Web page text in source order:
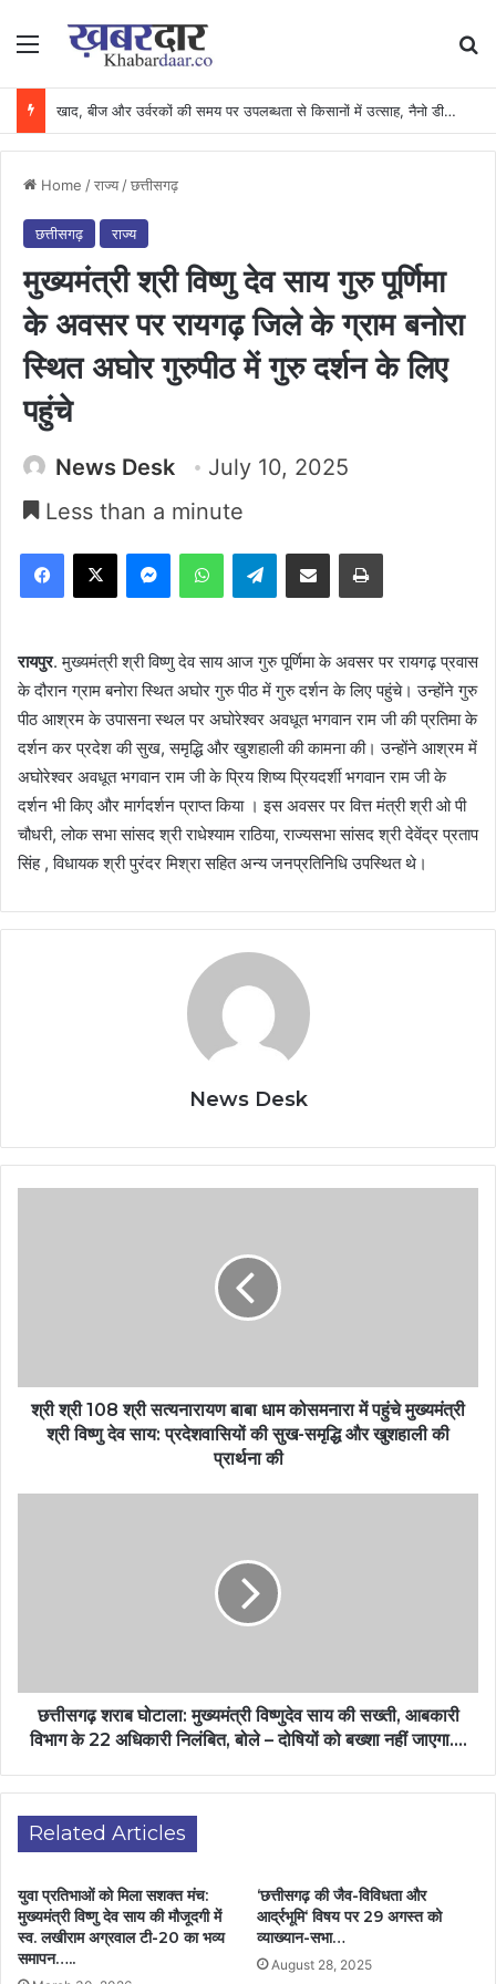
Menu
खाद, बीज और उर्वरकों की समय पर उपलब्धता से किसानों में उत्साह, नैनो डीएपी और नैनो यूरिया बने किसानों के भरोसेमंद कृषि साथी…..
Home /राज्य /छत्तीसगढ़
छत्तीसगढ़ राज्य
मुख्यमंत्री श्री विष्णु देव साय गुरु पूर्णिमा
के अवसर पर रायगढ़ जिले के ग्राम बनोरा
स्थित अघोर गुरुपीठ में गुरु दर्शन के लिए
पहुंचे
News Desk
July 10, 2025
Less than a minute
Facebook
X MessengerWhatsAppTelegramShare via Email Print
रायपुर. मुख्यमंत्री श्री विष्णु देव साय आज गुरु पूर्णिमा के अवसर पर रायगढ़ प्रवास
के दौरान ग्राम बनोरा स्थित अघोर गुरु पीठ में गुरु दर्शन के लिए पहुंचे। उन्होंने गुरु
पीठ आश्रम के उपासना स्थल पर अघोरेश्वर अवधूत भगवान राम जी की प्रतिमा के
दर्शन कर प्रदेश की सुख, समृद्धि और खुशहाली की कामना की। उन्होंने आश्रम में
अघोरेश्वर अवधूत भगवान राम जी के प्रिय शिष्य प्रियदर्शी भगवान राम जी के
दर्शन भी किए और मार्गदर्शन प्राप्त किया । इस अवसर पर वित्त मंत्री श्री ओ पी
चौधरी, लोक सभा सांसद श्री राधेश्याम राठिया, राज्यसभा सांसद श्री देवेंद्र प्रताप
सिंह , विधायक श्री पुरंदर मिश्रा सहित अन्य जनप्रतिनिधि उपस्थित थे।
News Desk
श्री श्री 108 श्री सत्यनारायण बाबा धाम कोसमनारा में पहुंचे मुख्यमंत्री
श्री विष्णु देव साय: प्रदेशवासियों की सुख-समृद्धि और खुशहाली की
प्रार्थना की
छत्तीसगढ़ शराब घोटाला: मुख्यमंत्री विष्णुदेव साय की सख्ती, आबकारी
विभाग के 22 अधिकारी निलंबित, बोले – दोषियों को बख्शा नहीं जाएगा….
Related Articles
युवा प्रतिभाओं को मिला सशक्त मंच:
मुख्यमंत्री विष्णु देव साय की मौजूदगी में
स्व. लखीराम अग्रवाल टी-20 का भव्य
समापन…..
‘छत्तीसगढ़ की जैव-विविधता और
आर्द्रभूमि‘ विषय पर 29 अगस्त को
व्याख्यान-सभा…
August 28, 2025